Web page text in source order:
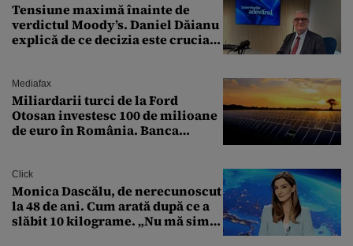
Tensiune maximă înainte de
verdictul Moody’s. Daniel Dăianu
explică de ce decizia este crucială
Mediafax
Miliardarii turci de la Ford
Otosan investesc 100 de milioane
de euro în România. Banca
Click
Monica Dascălu, de nerecunoscut
la 48 de ani. Cum arată după ce a
slăbit 10 kilograme. „Nu mă simt